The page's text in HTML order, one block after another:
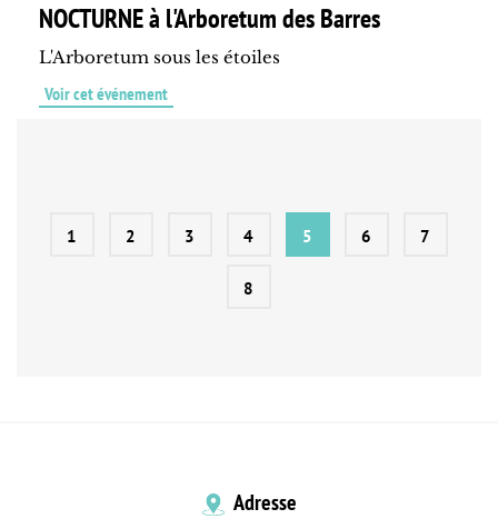
NOCTURNE à l'Arboretum des Barres
L'Arboretum sous les étoiles
Voir cet événement
1 2 3 4 5 6 7
8
Adresse